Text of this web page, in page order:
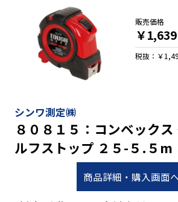
シンワ測定㈱
８０８１５：コンベックス
ルフストップ ２５-５.５m
商品詳細・購入画面
販売価格
￥1,639
税抜：￥